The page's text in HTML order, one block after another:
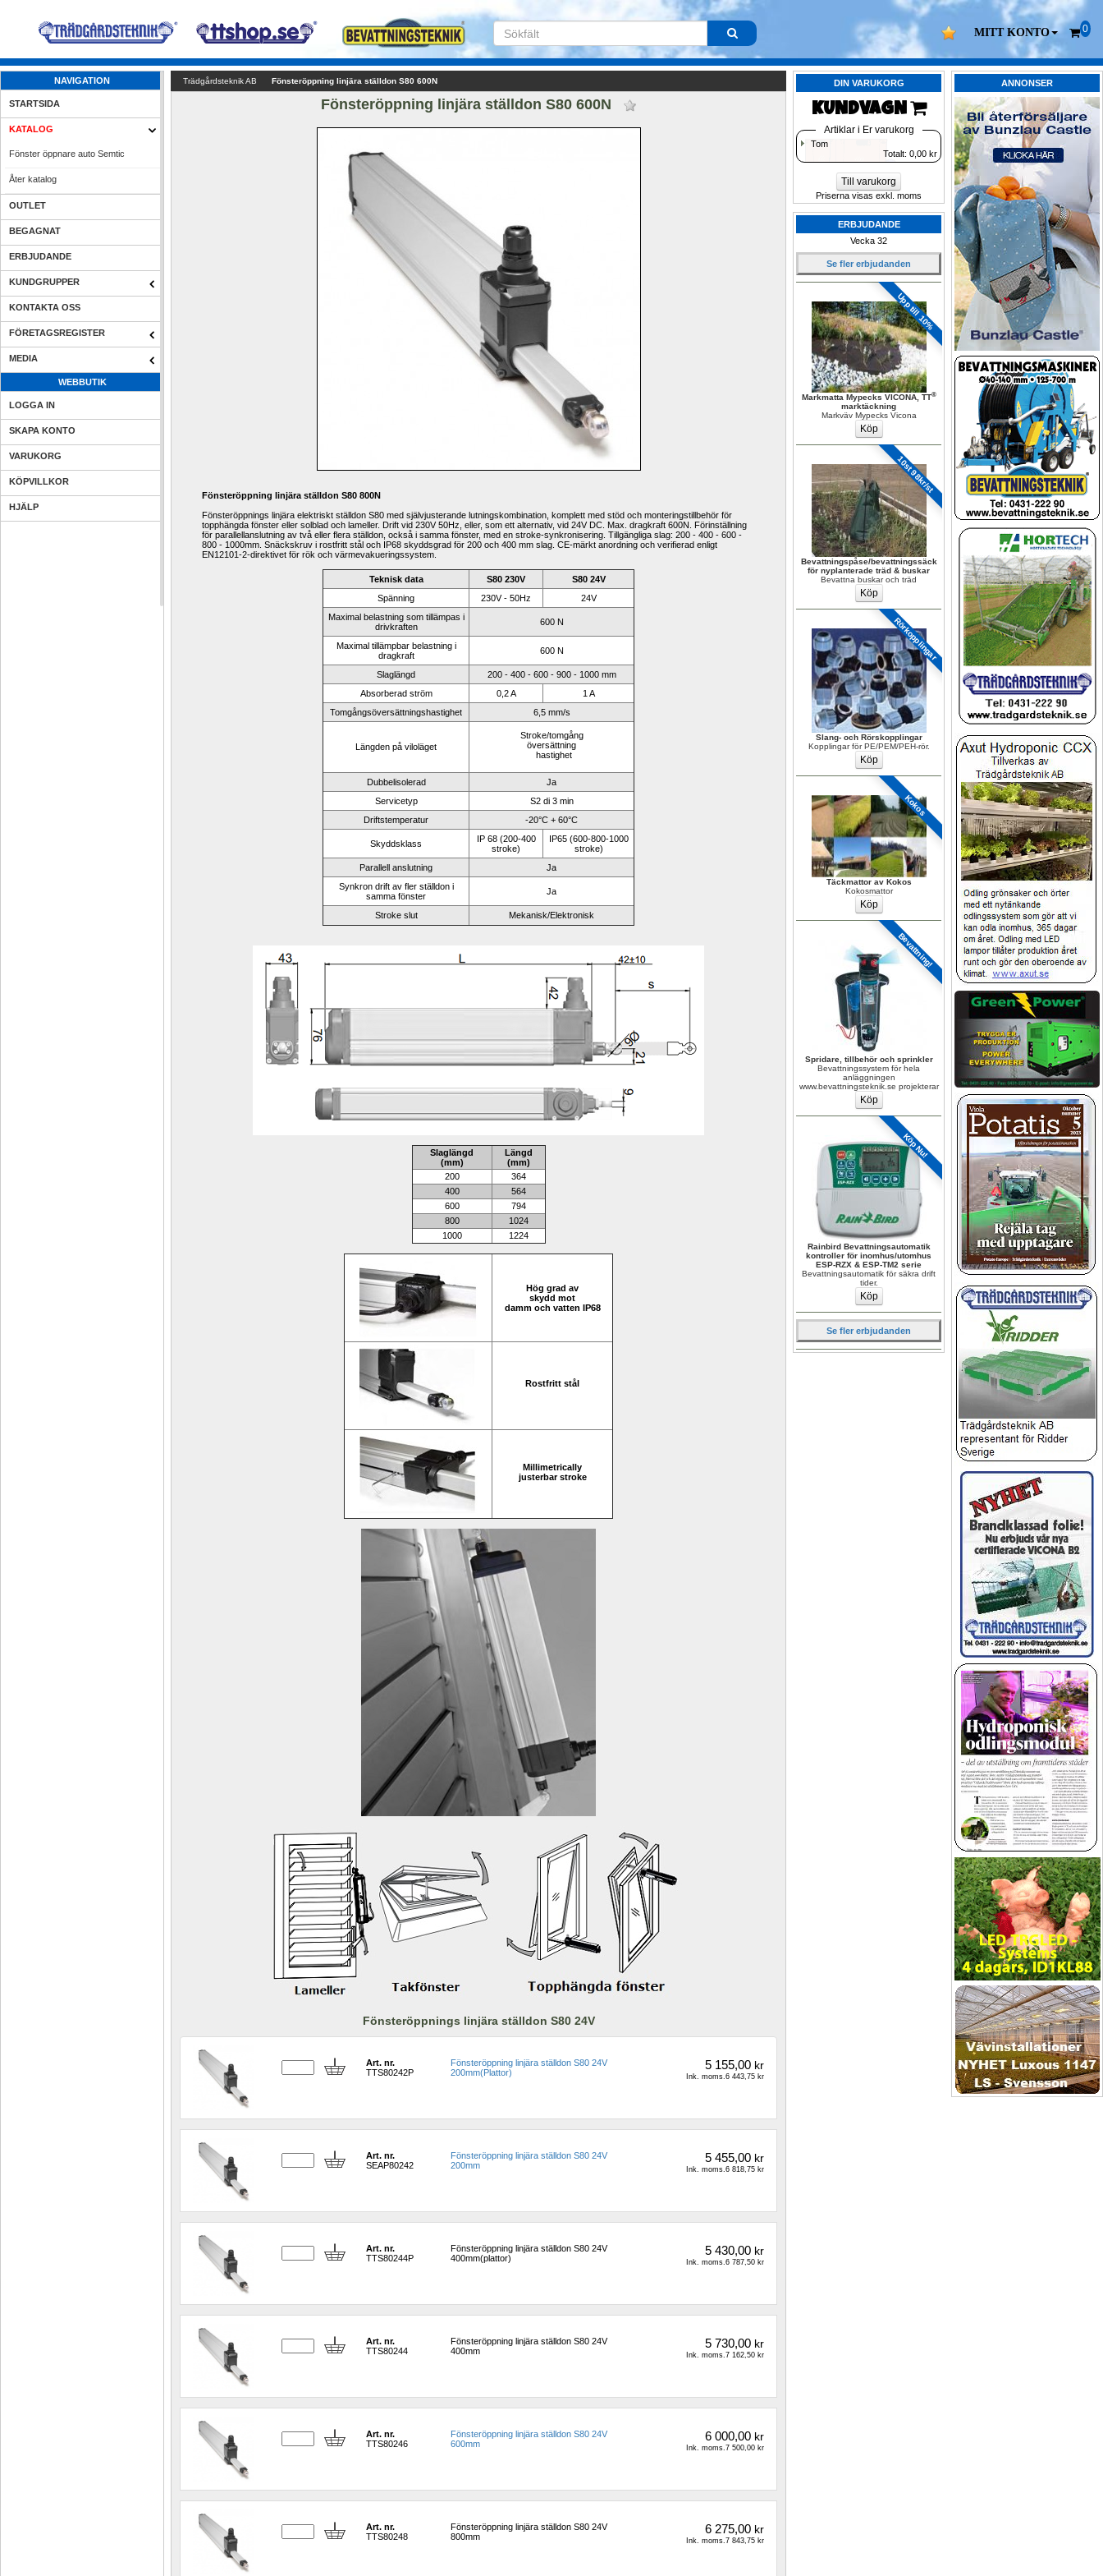
MITT KONTO 0
NAVIGATION
STARTSIDA
KATALOG
Fönster öppnare auto Semtic
Åter katalog
OUTLET
BEGAGNAT
ERBJUDANDE
KUNDGRUPPER
KONTAKTA OSS
FÖRETAGSREGISTER
MEDIA
WEBBUTIK
LOGGA IN
SKAPA KONTO
VARUKORG
KÖPVILLKOR
HJÄLP
ANNONSER
DIN VARUKORG
KUNDVAGN
Artiklar i Er varukorg
Tom
Totalt: 0,00 kr
Till varukorg
Priserna visas exkl. moms
ERBJUDANDE
Vecka 32
Se fler erbjudanden
Upp till 10%
Markmatta Mypecks VICONA, TT®
marktäckning
Markväv Mypecks Vicona
10st 98kr/st
Bevattningspåse/bevattningssäck
för nyplanterade träd & buskar
Bevattna buskar och träd
Rörkopplingar
Slang- och Rörskopplingar
Kopplingar för PE/PEM/PEH-rör.
Kokos
Täckmattor av Kokos
Kokosmattor
Bevattning!
Spridare, tillbehör och sprinkler
Bevattningssystem för hela
anläggningen
www.bevattningsteknik.se projekterar
Köp Nu!
Rainbird Bevattningsautomatik
kontroller för inomhus/utomhus
ESP-RZX & ESP-TM2 serie
Bevattningsautomatik för säkra drift
tider.
Se fler erbjudanden
Trädgårdsteknik AB Fönsteröppning linjära ställdon S80 600N
Fönsteröppning linjära ställdon S80 600N
Fönsteröppning linjära ställdon S80 800N
Fönsteröppnings linjära elektriskt ställdon S80 med självjusterande lutningskombination, komplett med stöd och monteringstillbehör för
topphängda fönster eller solblad och lameller. Drift vid 230V 50Hz, eller, som ett alternativ, vid 24V DC. Max dragkraft 600N.
Förinställning
för parallellanslutning av två eller flera ställdon, också i samma fönster, med en stroke-synkronisering. Tillgängliga slag: 200 - 400 - 600 -
800 - 1000mm. Snäckskruv i rostfritt stål och IP68 skyddsgrad för 200 och 400 mm slag. CE-märkt anordning och verifierad enligt
EN12101-2-direktivet för rök och värmevakueringssystem.
Teknisk data S80 230V
S80 24V
Spänning
230V - 50Hz
24V
Maximal belastning som tillämpas i
drivkraften
600 N
Maximal tillämpbar belastning i
dragkraft
600 N
Slaglängd
200 - 400 - 600 - 900 - 1000 mm
Absorberad ström
0,2 A
1 A
Tomgångsöversättningshastighet
6,5 mm/s
Längden på viloläget
Stroke/tomgång
översättning
hastighet
Dubbelisolerad
Ja
Servicetyp
S2 di 3 min
Driftstemperatur
-20°C + 60°C
Skyddsklass
IP 68 (200-400
stroke)
IP65 (600-800-1000
stroke)
Parallell anslutning
Ja
Synkron drift av fler ställdon i
samma fönster
Ja
Stroke slut Mekanisk/Elektronisk
Slaglängd
(mm)
Längd
(mm)
200
364
400
564
600
794
800
1024
1000
1224
Hög grad av
skydd mot
damm och vatten IP68
Rostfritt stål
Millimetrically
justerbar stroke
Fönsteröppnings linjära ställdon S80 24V
Art. nr.
TTS80242P
Fönsteröppning linjära ställdon S80 24V
200mm(Plattor)
5 155,00kr
Ink. moms.6 443,75 kr
Art. nr.
SEAP80242
Fönsteröppning linjära ställdon S80 24V
200mm
5 455,00kr
Ink. moms.6 818,75 kr
Art. nr.
TTS80244P
Fönsteröppning linjära ställdon S80 24V
400mm(plattor)
5 430,00kr
Ink. moms.6 787,50 kr
Art. nr.
TTS80244
Fönsteröppning linjära ställdon S80 24V
400mm
5 730,00kr
Ink. moms.7 162,50 kr
Art. nr.
TTS80246
Fönsteröppning linjära ställdon S80 24V
600mm
6 000,00kr
Ink. moms.7 500,00 kr
Art. nr.
TTS80248
Fönsteröppning linjära ställdon S80 24V
800mm
6 275,00kr
Ink. moms.7 843,75 kr